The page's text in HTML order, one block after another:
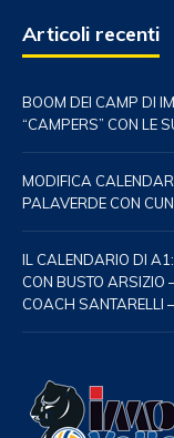
Articoli recenti
BOOM DEI CAMP DI
“CAMPERS” CON LE
MODIFICA
PALAVERDE CON
IL CALENDARIO DI
CON BUSTO ARSIZIO
COACH SANTARELLI